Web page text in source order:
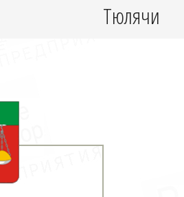
Тюлячи